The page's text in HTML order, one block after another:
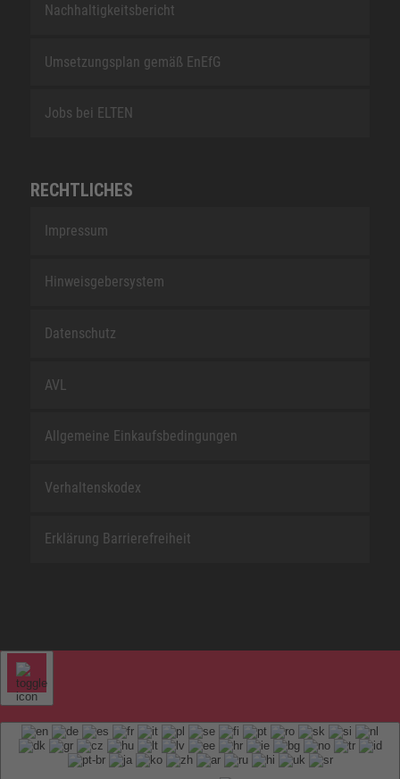
Nachhaltigkeitsbericht
Umsetzungsplan gemäß EnEfG
Jobs bei ELTEN
RECHTLICHES
Impressum
Hinweisgebersystem
Datenschutz
AVL
Allgemeine Einkaufsbedingungen
Verhaltenskodex
Erklärung Barrierefreiheit